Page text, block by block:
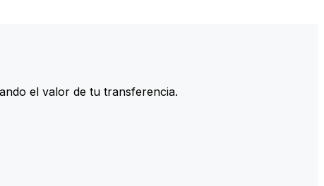
el valor de tu transferencia.